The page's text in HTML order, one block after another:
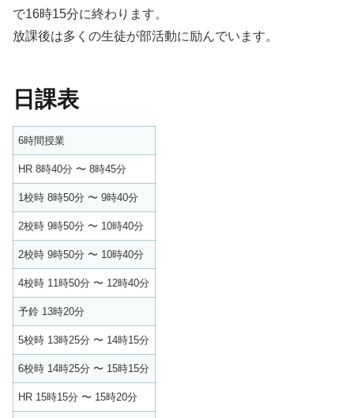
で16時15分に終わります。
放課後は多くの⽣徒が部活動に励んでいます。
⽇課表
6時間授業
HR 8時40分 〜 8時45分
1校時 8時50分 〜 9時40分
2校時 9時50分 〜 10時40分
2校時 9時50分 〜 10時40分
4校時 11時50分 〜 12時40分
予鈴 13時20分
5校時 13時25分 〜 14時15分
6校時 14時25分 〜 15時15分
HR 15時15分 〜 15時20分